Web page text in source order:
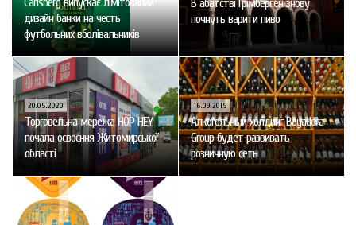
дизайн банки на честь
футбольних вболівальників
почнуть варити пиво
20.05.2020
Торговельна мережа HOP HEY
почала освоєння Житомирської
області
16.09.2019
Алкогольный холдинг Bayadera
Group будет развивать
розничную сеть